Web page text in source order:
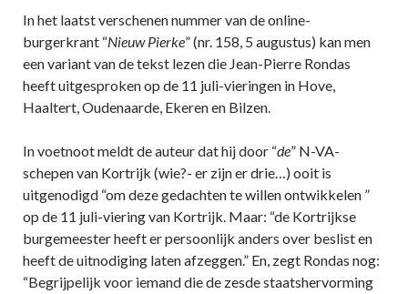
In het laatst verschenen nummer van de online-
burgerkrant “Nieuw Pierke” (nr. 158, 5 augustus) kan men
een variant van de tekst lezen die Jean-Pierre Rondas
heeft uitgesproken op de 11 juli-vieringen in Hove,
Haaltert, Oudenaarde, Ekeren en Bilzen.
In voetnoot meldt de auteur dat hij door “de” N-VA-
schepen van Kortrijk (wie?- er zijn er drie…) ooit is
uitgenodigd “om deze gedachten te willen ontwikkelen ”
op de 11 juli-viering van Kortrijk. Maar: “de Kortrijkse
burgemeester heeft er persoonlijk anders over beslist en
heeft de uitnodiging laten afzeggen.” En, zegt Rondas nog:
“Begrijpelijk voor iemand die de zesde staatshervorming